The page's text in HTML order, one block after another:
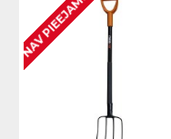
NAV PIEEJAMS